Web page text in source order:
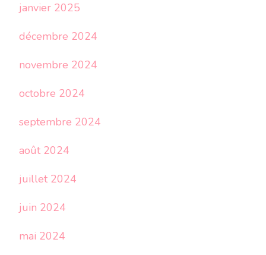
janvier 2025
décembre 2024
novembre 2024
octobre 2024
septembre 2024
août 2024
juillet 2024
juin 2024
mai 2024